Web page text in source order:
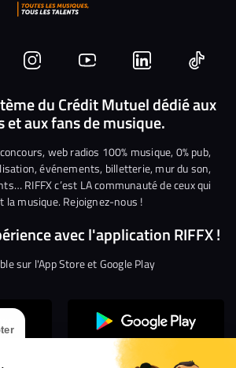
Nous
rejoindre
sur
Instagram
Nous
rejoindre
sur
YouTube
Nous
rejoindre
sur
Linkedin
Nous
du Crédit Mutuel dédié aux
et aux fans de musique.
web radios 100% musique, 0% pub,
événements, billetterie, mur du son,
RIFFX c’est LA communauté de ceux qui
la musique. Rejoignez-nous !
avec l'application RIFFX !
sur l'App Store et Google Play